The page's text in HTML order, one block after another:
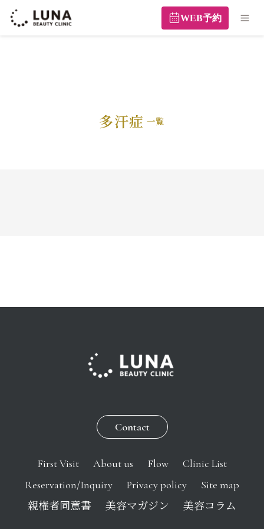
WEB予約
多汗症
Contact
First Visit About us Flow
Clinic List
Reservation/Inquiry
Privacy policy
Site map
親権者同意書
美容マガジン 美容コラム